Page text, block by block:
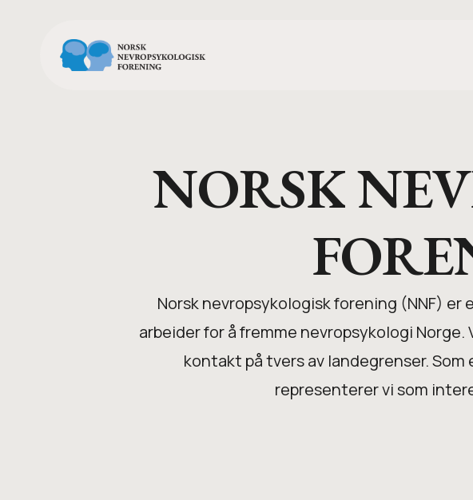
NORSK
Norsk nevropsykologisk forening (NNF)
arbeider for å fremme nevropsykologi
kontakt på tvers av landegrenser.
representerer vi som